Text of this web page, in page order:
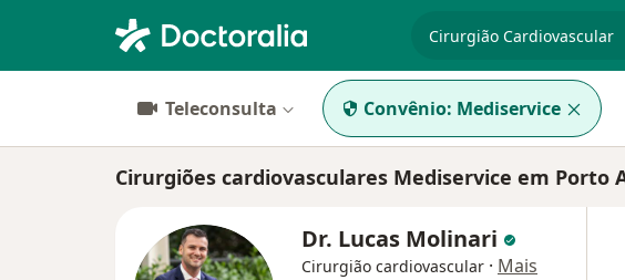
Teleconsulta Convênio: Mediservice
Cirurgiões cardiovasculares Mediservice em Porto
Dr. Lucas Molinari
Cirurgião cardiovascular · Mais